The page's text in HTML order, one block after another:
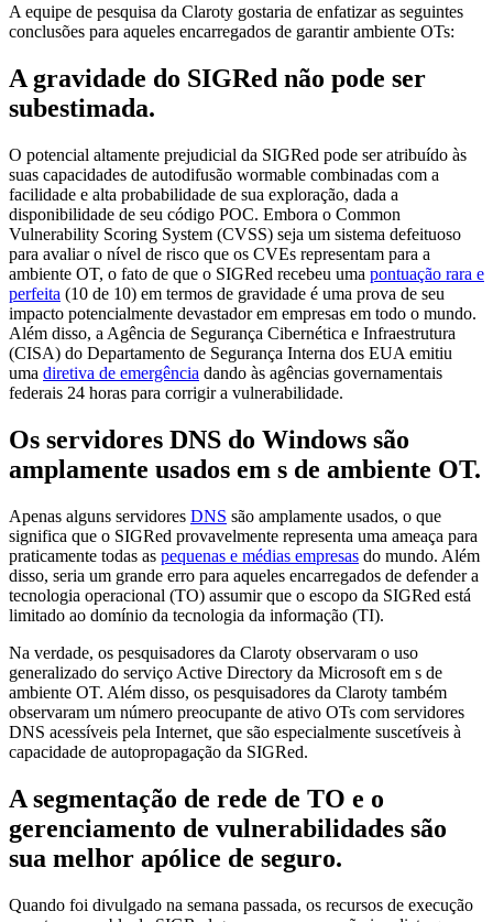
A equipe de pesquisa da Claroty gostaria de enfatizar as seguintes
conclusões para aqueles encarregados de garantir ambiente OTs:
A gravidade do SIGRed não pode ser
subestimada.
O potencial altamente prejudicial da SIGRed pode ser atribuído às
suas capacidades de autodifusão wormable combinadas com a
facilidade e alta probabilidade de sua exploração, dada a
disponibilidade de seu código POC. Embora o Common
Vulnerability Scoring System (CVSS) seja um sistema defeituoso
para avaliar o nível de risco que os CVEs representam para a
ambiente OT, o fato de que o SIGRed recebeu uma pontuação rara e
perfeita (10 de 10) em termos de gravidade é uma prova de seu
impacto potencialmente devastador em empresas em todo o mundo.
Além disso, a Agência de Segurança Cibernética e Infraestrutura
(CISA) do Departamento de Segurança Interna dos EUA emitiu
uma diretiva de emergência dando às agências governamentais
federais 24 horas para corrigir a vulnerabilidade.
Os servidores DNS do Windows são
amplamente usados em s de ambiente OT.
Apenas alguns servidores DNS são amplamente usados, o que
significa que o SIGRed provavelmente representa uma ameaça para
praticamente todas as pequenas e médias empresas do mundo. Além
disso, seria um grande erro para aqueles encarregados de defender a
tecnologia operacional (TO) assumir que o escopo da SIGRed está
limitado ao domínio da tecnologia da informação (TI).
Na verdade, os pesquisadores da Claroty observaram o uso
generalizado do serviço Active Directory da Microsoft em s de
ambiente OT. Além disso, os pesquisadores da Claroty também
observaram um número preocupante de ativo OTs com servidores
DNS acessíveis pela Internet, que são especialmente suscetíveis à
capacidade de autopropagação da SIGRed.
A segmentação de rede de TO e o
gerenciamento de vulnerabilidades são
sua melhor apólice de seguro.
Quando foi divulgado na semana passada, os recursos de execução